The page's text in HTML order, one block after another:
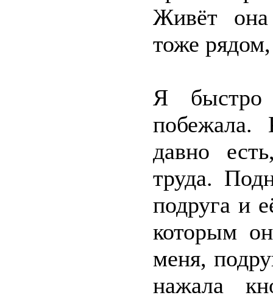
Живёт она
тоже
Я быстро
давно
труда.
подруга и
которым
меня,
нажала